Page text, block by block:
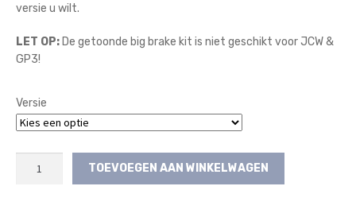
versie u wilt.
LET OP:De getoonde big brake kit is niet geschikt voor JCW &
GP3!
Versie
TOEVOEGEN AAN WINKELWAGEN